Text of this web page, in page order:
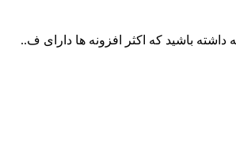
داشته باشید که اکثر افزونه ها دارای ف..